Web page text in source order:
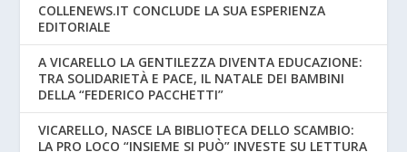
COLLENEWS.IT CONCLUDE LA SUA ESPERIENZA
EDITORIALE
A VICARELLO LA GENTILEZZA DIVENTA EDUCAZIONE:
TRA SOLIDARIETÀ E PACE, IL NATALE DEI BAMBINI
DELLA “FEDERICO PACCHETTI”
VICARELLO, NASCE LA BIBLIOTECA DELLO SCAMBIO:
LA PRO LOCO “INSIEME SI PUÒ” INVESTE SU LETTURA